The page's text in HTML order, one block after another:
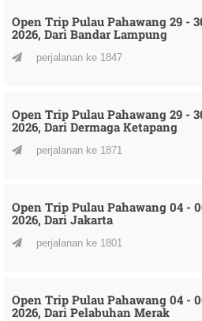
Open Trip Pulau Pahawang 29 -
2026, Dari Bandar Lampung
perjalanan ke 1847
Open Trip Pulau Pahawang 29 -
2026, Dari Dermaga Ketapang
perjalanan ke 1871
Open Trip Pulau Pahawang 04 -
2026, Dari Jakarta
perjalanan ke 1801
Open Trip Pulau Pahawang 04 -
2026, Dari Pelabuhan Merak